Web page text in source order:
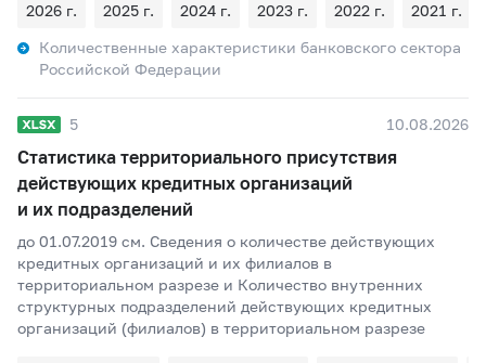
2026 г. 2025 г. 2024 г. 2023 г. 2022 г.
2021 г.
Количественные характеристики банковского сектора
Российской Федерации
5 10.08.2026
Статистика территориального присутствия
действующих кредитных организаций
и их подразделений
до 01.07.2019 см. Сведения о количестве действующих
кредитных организаций и их филиалов в
территориальном разрезе и Количество внутренних
структурных подразделений действующих кредитных
организаций (филиалов) в территориальном разрезе